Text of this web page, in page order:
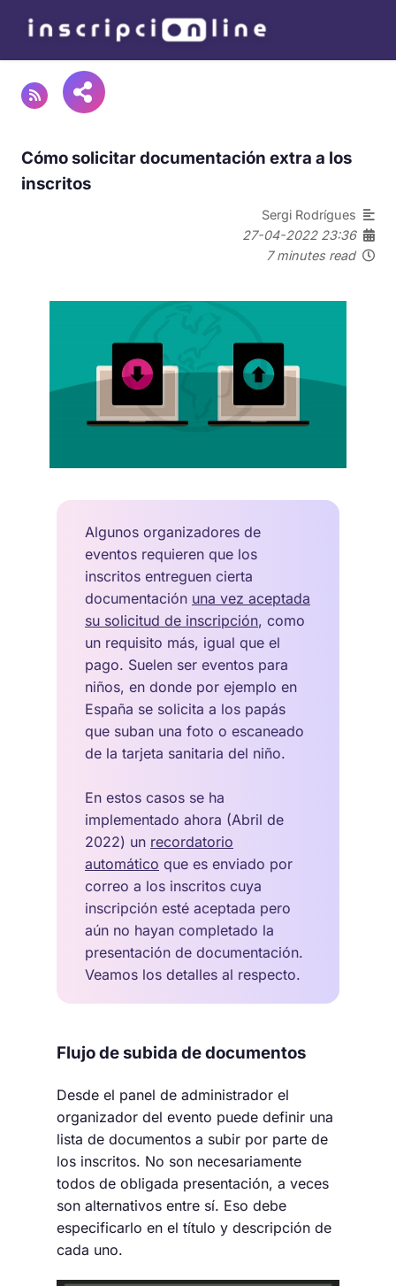
Cómo solicitar documentación extra a los
inscritos
Sergi Rodrígues
27-04-2022 23:36
7 minutes read
Algunos organizadores de
eventos requieren que los
inscritos entreguen cierta
documentación una vez aceptada
su solicitud de inscripción, como
un requisito más, igual que el
pago. Suelen ser eventos para
niños, en donde por ejemplo en
España se solicita a los papás
que suban una foto o escaneado
de la tarjeta sanitaria del niño.
En estos casos se ha
implementado ahora (Abril de
2022) un recordatorio
automático que es enviado por
correo a los inscritos cuya
inscripción esté aceptada pero
aún no hayan completado la
presentación de documentación.
Veamos los detalles al respecto.
Flujo de subida de documentos
Desde el panel de administrador el
organizador del evento puede definir una
lista de documentos a subir por parte de
los inscritos. No son necesariamente
todos de obligada presentación, a veces
son alternativos entre sí. Eso debe
especificarlo en el título y descripción de
cada uno.